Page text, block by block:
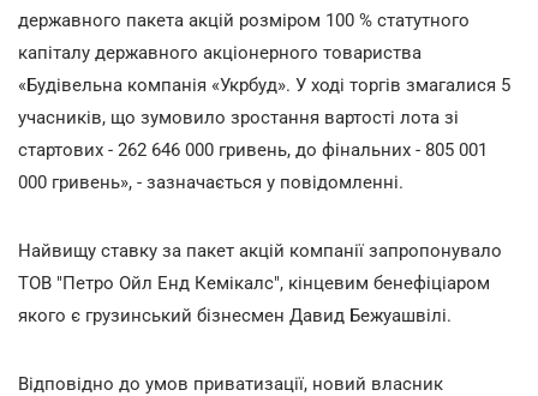
державного пакета акцій розміром 100 % статутного
капіталу державного акціонерного товариства
«Будівельна компанія «Укрбуд». У ході торгів змагалися 5
учасників, що зумовило зростання вартості лота зі
стартових - 262 646 000 гривень, до фінальних - 805 001
000 гривень», - зазначається у повідомленні.
Найвищу ставку за пакет акцій компанії запропонувало
ТОВ "Петро Ойл Енд Кемікалс", кінцевим бенефіціаром
якого є грузинський бізнесмен Давид Бежуашвілі.
Відповідно до умов приватизації, новий власник